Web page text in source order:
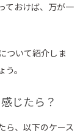
ておけば、万が一
ついて紹介しま
。
じたら？
ら、以下のケース